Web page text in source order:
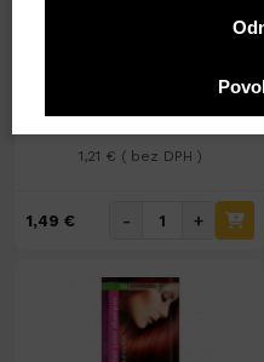
1,49 €
1,21 € ( bez DPH )
1,49 € - +